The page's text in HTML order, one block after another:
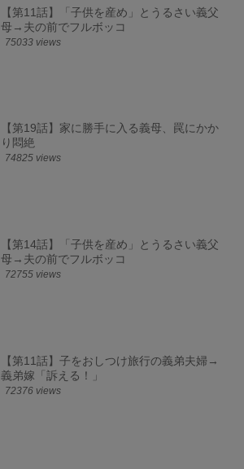
【第11話】「子供を産め」とうるさい義父
母→夫の前でフルボッコ
75033 views
【第19話】家に勝手に入る義母、罠にかか
り悶絶
74825 views
【第14話】「子供を産め」とうるさい義父
母→夫の前でフルボッコ
72755 views
【第11話】子をおしつけ旅行の義弟夫婦→
義弟嫁「訴える！」
72376 views